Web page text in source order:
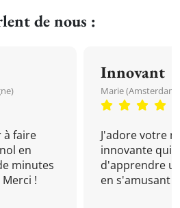
de nous :
à faire
en
minutes
!
Innovant
Marie (Amsterdam,
J'adore votre
innovante qui
d'apprendre
en s'amusant !